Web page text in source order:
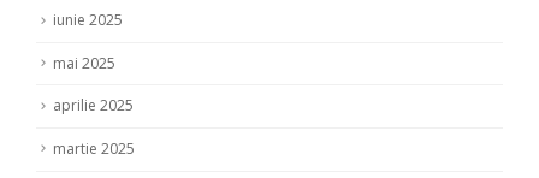
iunie 2025
mai 2025
aprilie 2025
martie 2025